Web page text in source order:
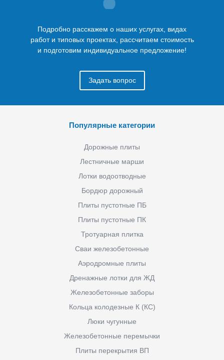
Подробно расскажем о наших услугах, видах
работ и типовых проектах, рассчитаем стоимость
и подготовим индивидуальное предложение!
Задать вопрос
Популярные категории
Дорожные плиты
Лестничные марши
Лотки водоотводные
Бордюр дорожный
Плиты пустотные ПБ
Плиты пустотные ПК
Тротуарная плитка
Сваи железобетонные
Аэродромные плиты
Дренажные лотки для ЖД
Железобетонные заборы
Кольца колодезные К (КС)
Люки чугунные
Железобетонные перемычки
Плиты перекрытия ВП